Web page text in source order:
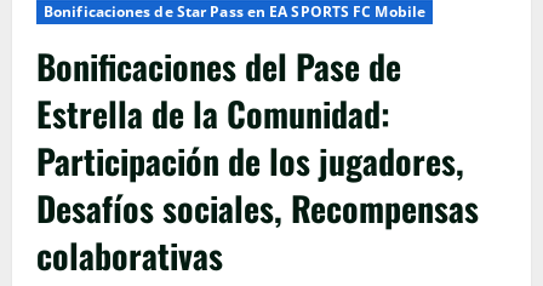
Bonificaciones de Star Pass en EA SPORTS FC Mobile
Bonificaciones del Pase de
Estrella de la Comunidad:
Participación de los jugadores,
Desafíos sociales, Recompensas
colaborativas